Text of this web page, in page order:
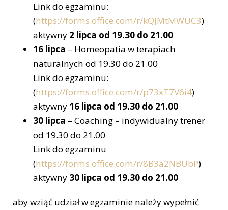
Link do egzaminu:
(https://forms.office.com/r/kQJMtMWUC3)
aktywny 2 lipca od 19.30 do 21.00
16 lipca – Homeopatia w terapiach
naturalnych od 19.30 do 21.00
Link do egzaminu:
(https://forms.office.com/r/p73xT7V6i4)
aktywny 16 lipca od 19.30 do 21.00
30 lipca – Coaching – indywidualny trener
od 19.30 do 21.00
Link do egzaminu
(https://forms.office.com/r/8B3a2NBUbP)
aktywny 30 lipca od 19.30 do 21.00
aby wziąć udział w egzaminie należy wypełnić